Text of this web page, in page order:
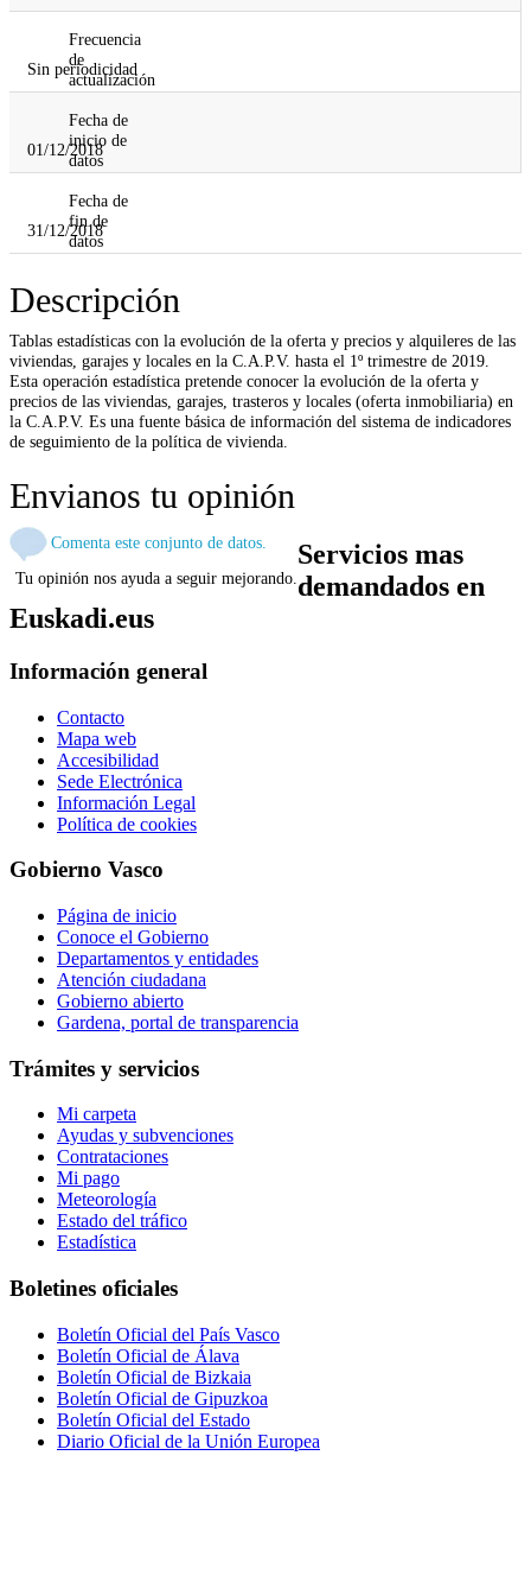
Frecuencia
de
actualización
Sin periodicidad
Fecha de
inicio de
datos
01/12/2018
Fecha de
fin de
datos
31/12/2018
Descripción
Tablas estadísticas con la evolución de la oferta y precios y alquileres de las
viviendas, garajes y locales en la C.A.P.V. hasta el 1º trimestre de 2019.
Esta operación estadística pretende conocer la evolución de la oferta y
precios de las viviendas, garajes, trasteros y locales (oferta inmobiliaria) en
la C.A.P.V. Es una fuente básica de información del sistema de indicadores
de seguimiento de la política de vivienda.
Envianos tu opinión
Comenta este conjunto de datos.
Tu opinión nos ayuda a seguir mejorando.
Servicios mas
demandados en
Euskadi.eus
Información general
Contacto
Mapa web
Accesibilidad
Sede Electrónica
Información Legal
Política de cookies
Gobierno Vasco
Página de inicio
Conoce el Gobierno
Departamentos y entidades
Atención ciudadana
Gobierno abierto
Gardena, portal de transparencia
Trámites y servicios
Mi carpeta
Ayudas y subvenciones
Contrataciones
Mi pago
Meteorología
Estado del tráfico
Estadística
Boletines oficiales
Boletín Oficial del País Vasco
Boletín Oficial de Álava
Boletín Oficial de Bizkaia
Boletín Oficial de Gipuzkoa
Boletín Oficial del Estado
Diario Oficial de la Unión Europea